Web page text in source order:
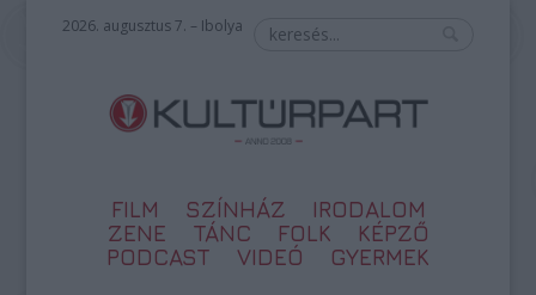
2026. augusztus 7. – Ibolya
FILM SZÍNHÁZ
IRODALOM
ZENE
TÁNC FOLK
KÉPZŐ
PODCAST
VIDEÓ GYERMEK